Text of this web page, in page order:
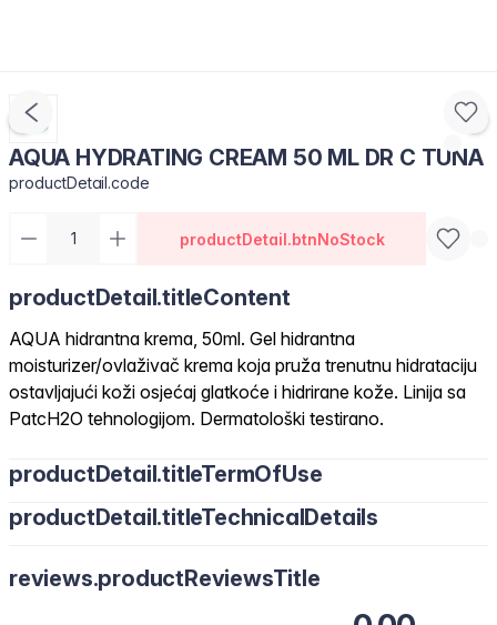
AQUA HYDRATING CREAM 50 ML DR C TUNA
productDetail.code
productDetail.btnNoStock
productDetail.titleContent
AQUA hidrantna krema, 50ml. Gel hidrantna
moisturizer/ovlaživač krema koja pruža trenutnu hidrataciju
ostavljajući koži osjećaj glatkoće i hidrirane kože. Linija sa
PatcH2O tehnologijom. Dermatološki testirano.
productDetail.titleTermOfUse
Koristite ujutru i uveče. Nanesite na čisto lice i vrat.
productDetail.titleTechnicalDetails
reviews.productReviewsTitle